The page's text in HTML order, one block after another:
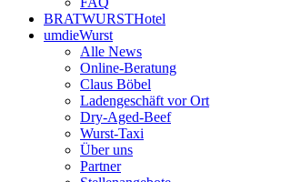
BRATWURSTHotel
umdieWurst
Alle News
Online-Beratung
Claus Böbel
Ladengeschäft vor Ort
Dry-Aged-Beef
Wurst-Taxi
Über uns
Partner